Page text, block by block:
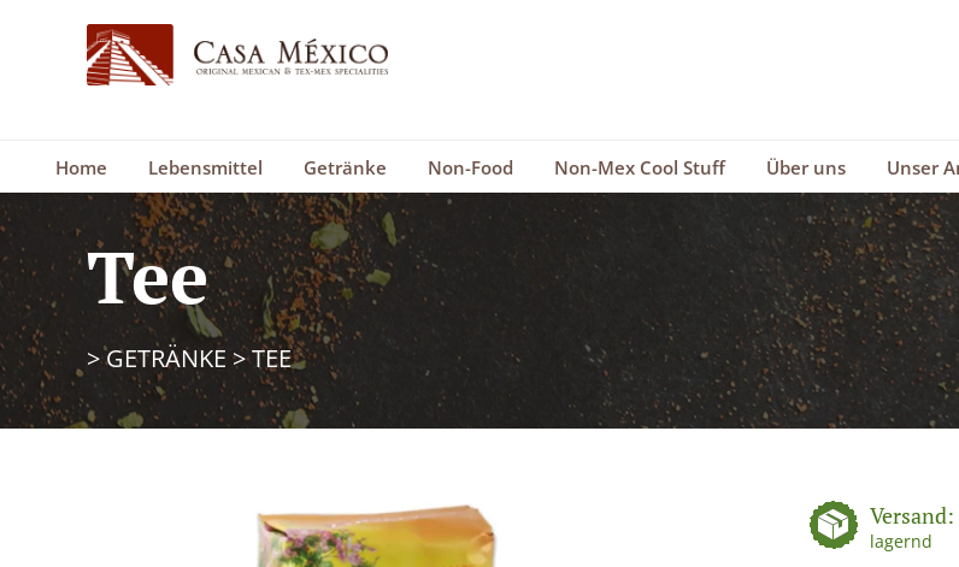
Home Lebensmittel Getränke Non-Food Non-Mex Cool Stuff Über uns Unser
Tee
>GETRÄNKE >TEE
Versand:
lagernd